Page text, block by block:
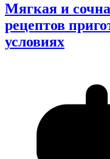
Мягкая и
рецептов
условиях